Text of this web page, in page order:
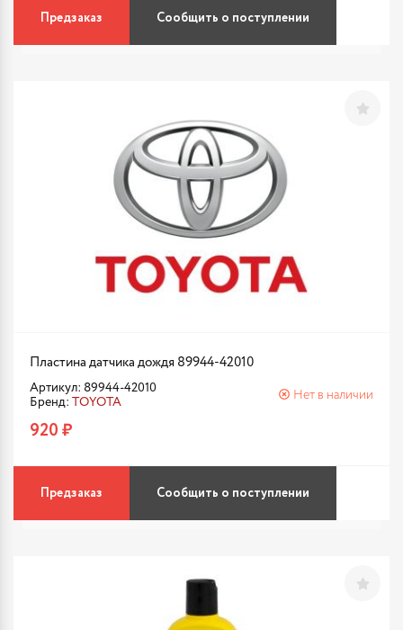
Предзаказ Сообщить о поступлении
Пластина датчика дождя 89944-42010
Артикул: 89944-42010
Бренд: TOYOTA
Нет в наличии
920 ₽
Предзаказ Сообщить о поступлении